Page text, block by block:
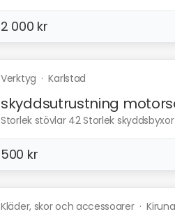
2 000 kr
Verktyg ·Karlstad
skyddsutrustning
Storlek stövlar 42 Storlek
500 kr
Kläder, skor och accessoarer·Kiruna